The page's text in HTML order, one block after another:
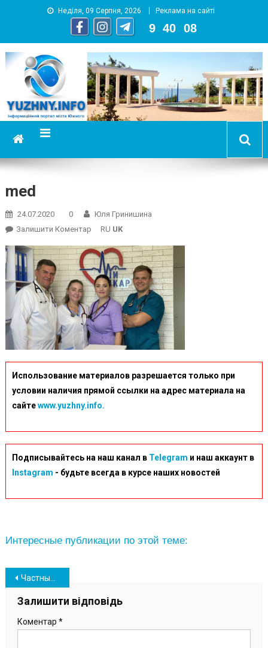
Неділя, 09 Серпня, 2026 Реклама на сайті
9 40 09
YUZHNY.INFO
информационный портал города Южный
med
24.07.2020 0
Юля Гринишина
Залишити КоментарOn RU UK
Использование материалов разрешается только при
условии наличия прямой ссылки на адрес материала на
сайтеwww.yuzhny.info.
Подписывайтесь на наш канал в Telegram и наш аккаунт в
Instagram - будьте всегда в курсе наших новостей
Интересные публикации по этой теме:
Навігація
записів
Частный медкабинет в Южном пополнился новыми врачами
Залишити відповідь
Коментар *